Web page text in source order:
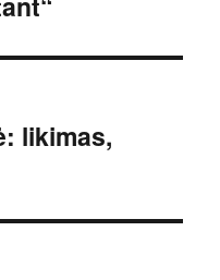
likimas,